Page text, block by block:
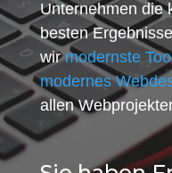
Unternehmen die
besten
wirmodernste
modernes
allen